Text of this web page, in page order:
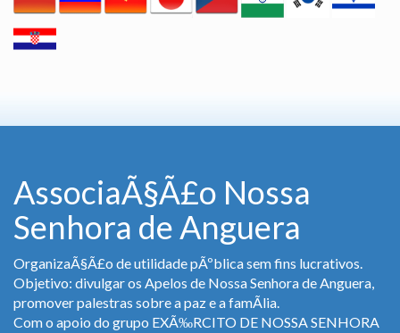
AssociaÃ§Ã£o Nossa
Senhora de Anguera
OrganizaÃ§Ã£o de utilidade pÃºblica sem fins lucrativos.
Objetivo: divulgar os Apelos de Nossa Senhora de Anguera,
promover palestras sobre a paz e a famÃ­lia.
Com o apoio do grupo EXÃ‰RCITO DE NOSSA SENHORA